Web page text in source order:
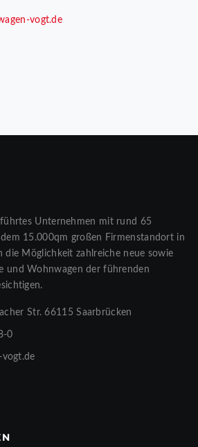
vogt.de
Unternehmen mit rund 65
15.000qm großen Firmenstandort in
die Möglichkeit zahlreiche neue sowie
und Wohnwagen der führenden
Str. 66115 Saarbrücken
0